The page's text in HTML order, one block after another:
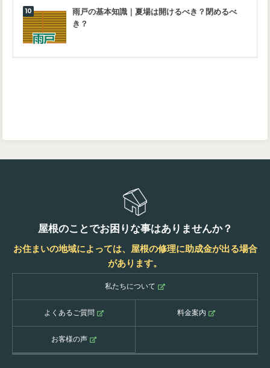
雨戸の基本知識｜夏場は開けるべき？閉めるべ
き？
屋根のことでお困りな事はありませんか？
お住まいの地域によっては、屋根の修理に助成金が出る場合
があります。
私たちについて
よくあるご質問 料金案内
お客様の声